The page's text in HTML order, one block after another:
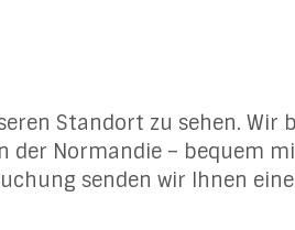
Standort zu sehen. Wir
der Normandie – bequem
senden wir Ihnen